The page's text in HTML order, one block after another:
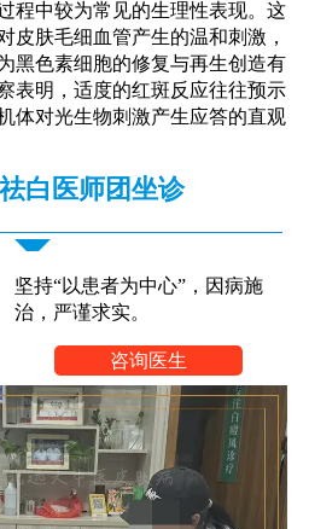
程中较为常见的生理性表现。这
皮肤毛细血管产生的温和刺激，
黑色素细胞的修复与再生创造有
表明，适度的红斑反应往往预示
体对光生物刺激产生应答的直观
白医师团坐诊
坚持“以患者为中心”，因病施
治，严谨求实。
咨询医生